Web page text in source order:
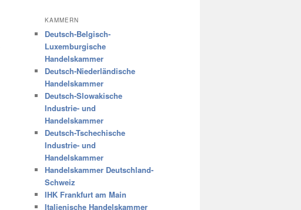
KAMMERN
Deutsch-Belgisch-
Luxemburgische
Handelskammer
Deutsch-Niederländische
Handelskammer
Deutsch-Slowakische
Industrie- und
Handelskammer
Deutsch-Tschechische
Industrie- und
Handelskammer
Handelskammer Deutschland-
Schweiz
IHK Frankfurt am Main
Italienische Handelskammer